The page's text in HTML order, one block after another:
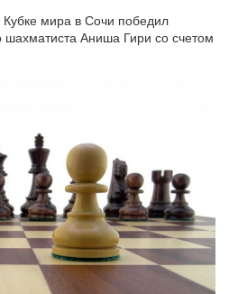
мира в Сочи победил
шахматиста Аниша Гири со счетом